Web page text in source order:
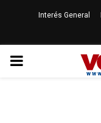
Interés General
PRIMARY